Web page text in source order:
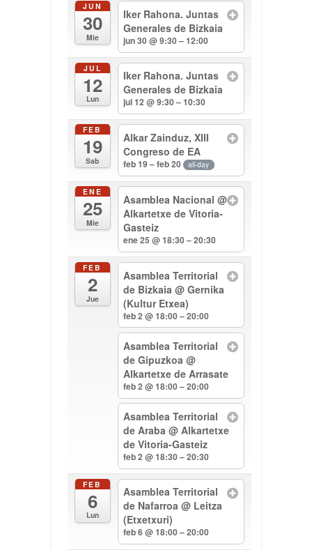
JUN
30
Mie
Iker Rahona. Juntas
Generales de Bizkaia
jun 30 @ 9:30 – 12:00
JUL
12
Lun
Iker Rahona. Juntas
Generales de Bizkaia
jul 12 @ 9:30 – 10:30
FEB
19
Sab
Alkar Zainduz, XIII
Congreso de EA
feb 19 – feb 20 all-day
ENE
25
Mie
Asamblea Nacional@
Alkartetxe de Vitoria-
Gasteiz
ene 25 @ 18:30 – 20:30
FEB
2
Jue
Asamblea Territorial
de Bizkaia@ Gernika
(Kultur Etxea)
feb 2 @ 18:00 – 20:00
Asamblea Territorial
de Gipuzkoa@
Alkartetxe de Arrasate
feb 2 @ 18:00 – 20:00
Asamblea Territorial
de Araba@ Alkartetxe
de Vitoria-Gasteiz
feb 2 @ 18:30 – 20:30
FEB
6
Lun
Asamblea Territorial
de Nafarroa@ Leitza
(Etxetxuri)
feb 6 @ 18:00 – 20:00